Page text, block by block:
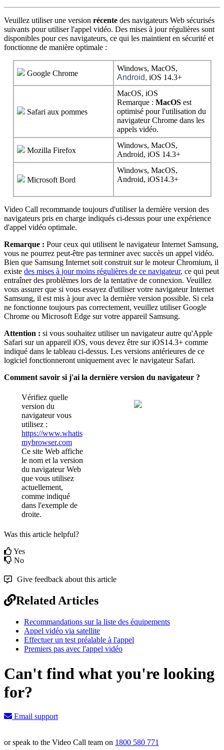
Veuillez utiliser une version récente des navigateurs Web sécurisés
suivants pour utiliser l'appel vidéo. Des mises à jour régulières sont
disponibles pour ces navigateurs, ce qui les maintient en sécurité et
fonctionne de manière optimale :
Google Chrome
Windows, MacOS,
Android, iOS 14.3+
Safari aux pommes
MacOS, iOS
Remarque : MacOS est
optimisé pour l'utilisation du
navigateur Chrome dans les
appels vidéo.
Mozilla Firefox
Windows, MacOS,
Android, iOS 14.3+
Microsoft Bord
Windows, MacOS,
Android, iOS14.3+
Video Call recommande toujours d'utiliser la dernière version des
navigateurs pris en charge indiqués ci-dessus pour une expérience
d'appel vidéo optimale.
Remarque : Pour ceux qui utilisent le navigateur Internet Samsung,
vous ne pourrez peut-être pas terminer avec succès un appel vidéo.
Bien que Samsung Internet soit construit sur le moteur Chromium, il
existe des mises à jour moins régulières de ce navigateur, ce qui peut
entraîner des problèmes lors de la tentative de connexion. Veuillez
vous assurer que si vous essayez d'utiliser votre navigateur Internet
Samsung, il est mis à jour avec la dernière version possible. Si cela
ne fonctionne toujours pas correctement, veuillez utiliser Google
Chrome ou Microsoft Edge sur votre appareil Samsung.
Attention : si vous souhaitez utiliser un navigateur autre qu'Apple
Safari sur un appareil iOS, vous devez être sur iOS14.3+ comme
indiqué dans le tableau ci-dessus. Les versions antérieures de ce
logiciel fonctionneront uniquement avec le navigateur Safari.
Comment savoir si j'ai la dernière version du navigateur ?
Vérifiez quelle
version du
navigateur vous
utilisez :
https://www.whatis
mybrowser.com
Ce site Web affiche
le nom et la version
du navigateur Web
que vous utilisez
actuellement,
comme indiqué
dans l'exemple de
droite.
Was this article helpful?
Yes
No
Give feedback about this article
Related Articles
Recommandations sur la liste des équipements
Appel vidéo via satellite
Effectuer un test préalable à l'appel
Premiers pas avec l'appel vidéo
Can't find what you're looking
for?
Email support
or speak to the Video Call team on 1800 580 771